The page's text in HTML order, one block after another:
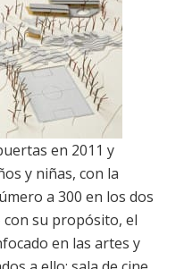
en 2011 y
y niñas, con la
a 300 en los dos
su propósito, el
en las artes y